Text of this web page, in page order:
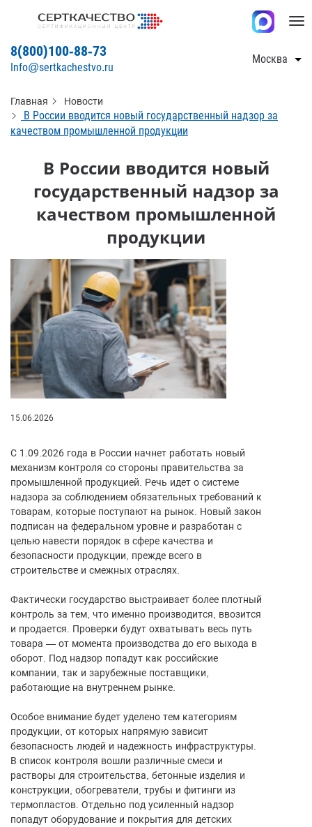
8(800)100-88-73
Info@sertkachestvo.ru
Москва
Главная Новости
В России вводится новый государственный надзор за
качеством промышленной продукции
В России вводится новый
государственный надзор за
качеством промышленной
продукции
15.06.2026
С 1.09.2026 года в России начнет работать новый
механизм контроля со стороны правительства за
промышленной продукцией. Речь идет о системе
надзора за соблюдением обязательных требований к
товарам, которые поступают на рынок. Новый закон
подписан на федеральном уровне и разработан с
целью навести порядок в сфере качества и
безопасности продукции, прежде всего в
строительстве и смежных отраслях.
Фактически государство выстраивает более плотный
контроль за тем, что именно производится, ввозится
и продается. Проверки будут охватывать весь путь
товара — от момента производства до его выхода в
оборот. Под надзор попадут как российские
компании, так и зарубежные поставщики,
работающие на внутреннем рынке.
Особое внимание будет уделено тем категориям
продукции, от которых напрямую зависит
безопасность людей и надежность инфраструктуры.
В список контроля вошли различные смеси и
растворы для строительства, бетонные изделия и
конструкции, обогреватели, трубы и фитинги из
термопластов. Отдельно под усиленный надзор
попадут оборудование и покрытия для детских